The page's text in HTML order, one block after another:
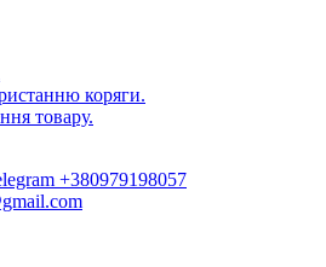
коряги.
товару.
+380979198057